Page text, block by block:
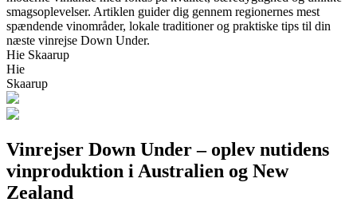
smagsoplevelser. Artiklen guider dig gennem regionernes mest
spændende vinområder, lokale traditioner og praktiske tips til din
næste vinrejse Down Under.
Hie Skaarup
Hie
Skaarup
Vinrejser Down Under – oplev nutidens
vinproduktion i Australien og New
Zealand